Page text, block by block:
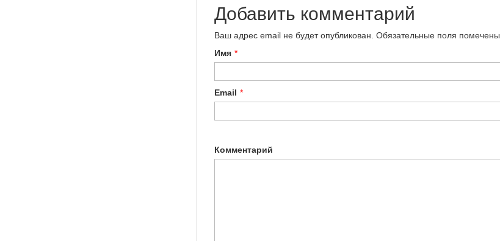
Добавить комментарий
Ваш адрес email не будет опубликован. Обязательные поля помечены
Имя *
Email *
Комментарий